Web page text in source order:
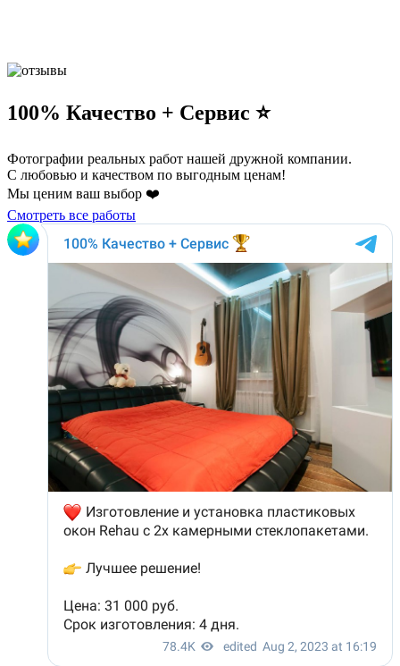
100% Качество + Сервис ⭐️
Фотографии реальных работ нашей дружной компании.
С любовью и качеством по выгодным ценам!
Мы ценим ваш выбор ❤️
Смотреть все работы